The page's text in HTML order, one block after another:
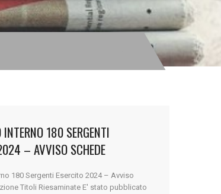
INTERNO 180 SERGENTI
– AVVISO SCHEDE
180 Sergenti Esercito 2024 – Avviso
Titoli Riesaminate E' stato pubblicato